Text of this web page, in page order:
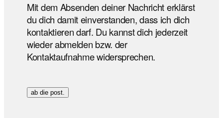
Mit dem Absenden deiner Nachricht erklärst
du dich damit einverstanden, dass ich dich
kontaktieren darf. Du kannst dich jederzeit
wieder abmelden bzw. der
Kontaktaufnahme widersprechen.
ab die post.